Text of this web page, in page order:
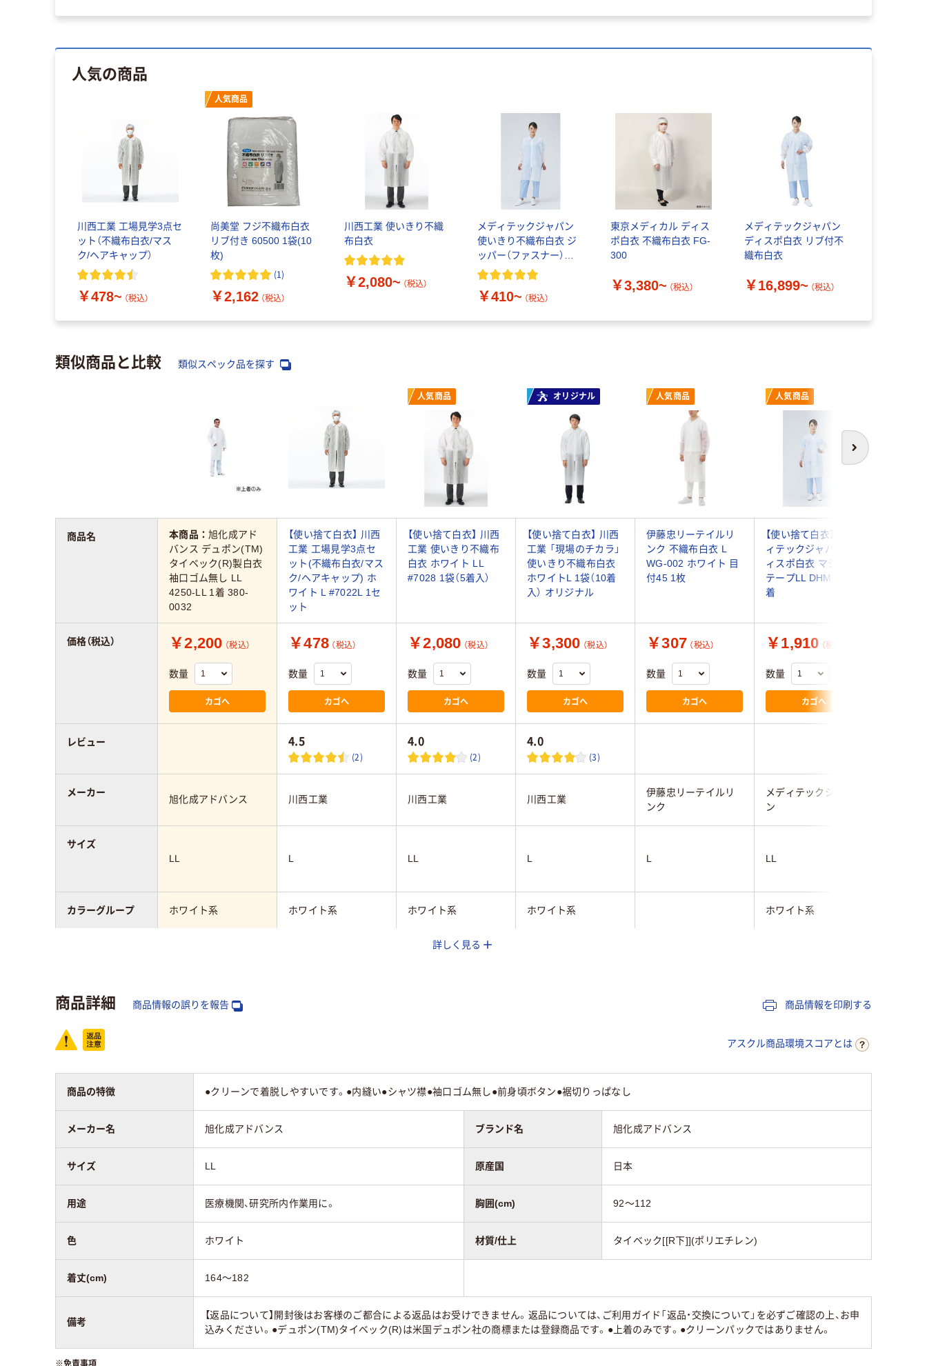
人気の商品
川西工業 工場見学3点セ
ット（不織布白衣/マス
ク/ヘアキャップ）
￥478~ （税込）
人気商品
尚美堂 フジ不織布白衣
リブ付き 60500 1袋(10
枚)
(1)
￥2,162 （税込）
川西工業 使いきり不織
布白衣
￥2,080~ （税込）
メディテックジャパン
使いきり不織布白衣 ジ
ッパー（ファスナー）タ
イプ／マジックテープ
￥410~ （税込）
東京メディカル ディス
ポ白衣 不織布白衣 FG-
300
￥3,380~ （税込）
メディテックジャパン
ディスポ白衣 リブ付不
織布白衣
￥16,899~ （税込）
類似商品と比較 類似スペック品を探す
次へ
人気商品 オリジナル 人気商品 人気商品
本商品：旭化成アド
バンス デュポン(TM)
タイベック(R)製白衣
袖口ゴム無し LL
4250-LL 1着 380-
0032
【使い捨て白衣】 川西
工業 工場見学3点セ
ット(不織布白衣/マス
ク/ヘアキャップ) ホ
ワイト L #7022L 1セ
ット
【使い捨て白衣】 川西
工業 使いきり不織布
白衣 ホワイト LL
#7028 1袋（5着入）
【使い捨て白衣】 川西
工業 「現場のチカラ」
使いきり不織布白衣
ホワイトL 1袋（10着
入） オリジナル
伊藤忠リーテイルリ
ンク 不織布白衣 L
WG-002 ホワイト 目
付45 1枚
【使い捨て白衣】 メデ
ィテックジャパン デ
ィスポ白衣 マジック
テープLL DHM-LL 5
着
￥2,200 （税込）
数量
カゴへ
￥478 （税込）
数量
カゴへ
￥2,080 （税込）
数量
カゴへ
￥3,300 （税込）
数量
カゴへ
￥307 （税込）
数量
カゴへ
￥1,910 （税込）
数量
カゴへ
4.5
(2)
4.0
(2)
4.0
(3)
旭化成アドバンス 川西工業 川西工業 川西工業
伊藤忠リーテイルリ
ンク
メディテックジャパ
ン
LL L LL L L LL
ホワイト系 ホワイト系 ホワイト系 ホワイト系 ホワイト系
商品名
価格（税込）
レビュー
メーカー
サイズ
カラーグループ
詳しく見る
商品詳細 商品情報の誤りを報告 商品情報を印刷する
アスクル商品環境スコアとは
商品の特徴 ●クリーンで着脱しやすいです。●内縫い●シャツ襟●袖口ゴム無し●前身頃ボタン●裾切りっぱなし
メーカー名 旭化成アドバンス ブランド名 旭化成アドバンス
サイズ LL 原産国 日本
用途 医療機関、研究所内作業用に。 胸囲(cm) 92～112
色 ホワイト 材質/仕上 タイベック[[R下]](ポリエチレン)
着丈(cm) 164～182
備考
【返品について】開封後はお客様のご都合による返品はお受けできません。返品については、ご利用ガイド「返品・交換について」を必ずご確認の上、お申
込みください。●デュポン(TM)タイベック(R)は米国デュポン社の商標または登録商品です。●上着のみです。●クリーンパックではありません。